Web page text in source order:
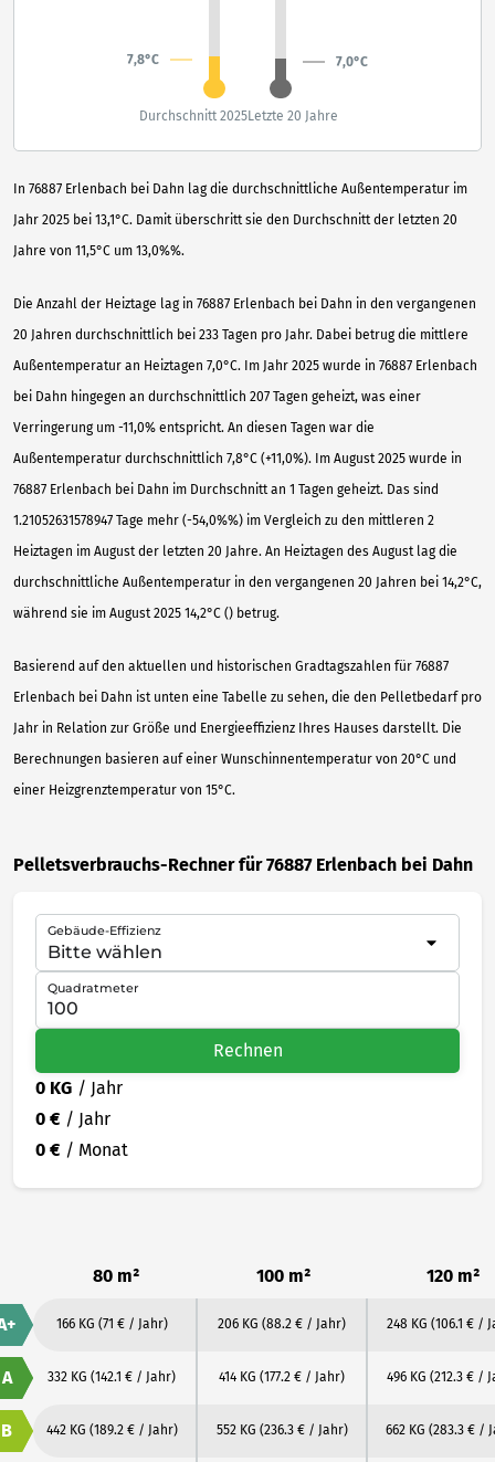
In 76887 Erlenbach bei Dahn lag die durchschnittliche Außentemperatur im
Jahr 2025 bei 13,1°C. Damit überschritt sie den Durchschnitt der letzten 20
Jahre von 11,5°C um 13,0%%.
Die Anzahl der Heiztage lag in 76887 Erlenbach bei Dahn in den vergangenen
20 Jahren durchschnittlich bei 233 Tagen pro Jahr. Dabei betrug die mittlere
Außentemperatur an Heiztagen 7,0°C. Im Jahr 2025 wurde in 76887 Erlenbach
bei Dahn hingegen an durchschnittlich 207 Tagen geheizt, was einer
Verringerung um -11,0% entspricht. An diesen Tagen war die
Außentemperatur durchschnittlich 7,8°C (+11,0%). Im August 2025 wurde in
76887 Erlenbach bei Dahn im Durchschnitt an 1 Tagen geheizt. Das sind
1.21052631578947 Tage mehr (-54,0%%) im Vergleich zu den mittleren 2
Heiztagen im August der letzten 20 Jahre. An Heiztagen des August lag die
durchschnittliche Außentemperatur in den vergangenen 20 Jahren bei 14,2°C,
während sie im August 2025 14,2°C () betrug.
Basierend auf den aktuellen und historischen Gradtagszahlen für 76887
Erlenbach bei Dahn ist unten eine Tabelle zu sehen, die den Pelletbedarf pro
Jahr in Relation zur Größe und Energieeffizienz Ihres Hauses darstellt. Die
Berechnungen basieren auf einer Wunschinnentemperatur von 20°C und
einer Heizgrenztemperatur von 15°C.
7,8°C 7,0°C
Durchschnitt 2025Letzte 20 Jahre
Pelletsverbrauchs-Rechner für 76887 Erlenbach bei Dahn
Gebäude-Effizienz
Quadratmeter
Rechnen
0 KG / Jahr
0 € / Jahr
0 € / Monat
80 m² 100 m² 120 m²
166 KG (71 € / Jahr) 206 KG (88.2 € / Jahr) 248 KG (106.1 € /
A 332 KG (142.1 € / Jahr) 414 KG (177.2 € / Jahr) 496 KG (212.3 € /
B 442 KG (189.2 € / Jahr) 552 KG (236.3 € / Jahr) 662 KG (283.3 € /